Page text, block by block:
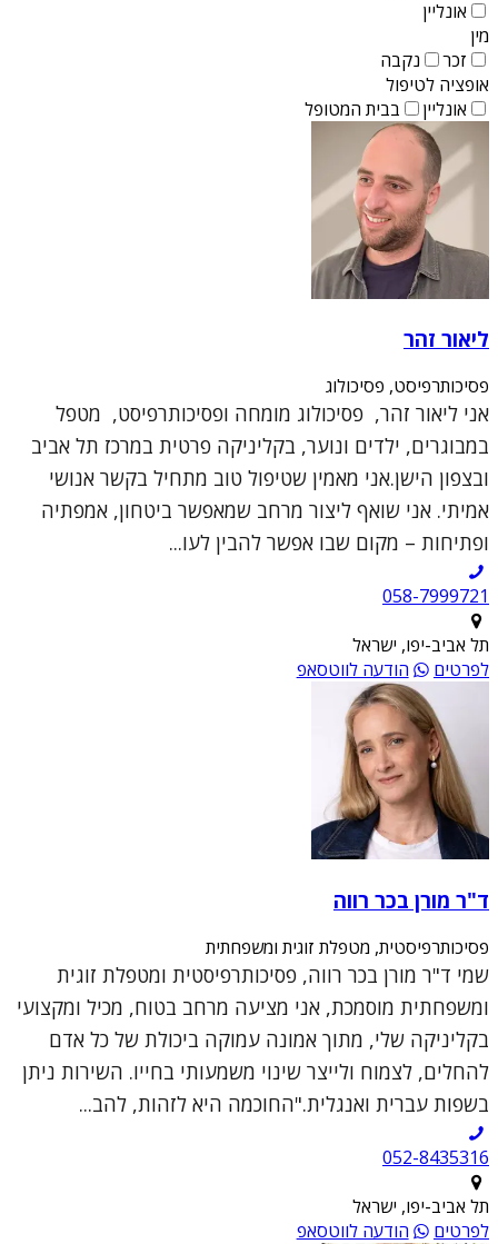
אונליין
מין
זכר
נקבה
אופציה לטיפול
אונליין
בבית המטופל
ליאור זהר
פסיכותרפיסט, פסיכולוג
אני ליאור זהר, פסיכולוג מומחה ופסיכותרפיסט, מטפל
במבוגרים, ילדים ונוער, בקליניקה פרטית במרכז תל אביב
ובצפון הישן.אני מאמין שטיפול טוב מתחיל בקשר אנושי
אמיתי. אני שואף ליצור מרחב שמאפשר ביטחון, אמפתיה
ופתיחות – מקום שבו אפשר להבין לעו...
תל אביב-יפו, ישראל
לפרטים
הודעה לווטסאפ
ד"ר מורן בכר רווה
פסיכותרפיסטית, מטפלת זוגית ומשפחתית
שמי ד"ר מורן בכר רווה, פסיכותרפיסטית ומטפלת זוגית
ומשפחתית מוסמכת, אני מציעה מרחב בטוח, מכיל ומקצועי
בקליניקה שלי, מתוך אמונה עמוקה ביכולת של כל אדם
להחלים, לצמוח ולייצר שינוי משמעותי בחייו. השירות ניתן
בשפות עברית ואנגלית."החוכמה היא לזהות, להב...
052-8435316
תל אביב-יפו, ישראל
לפרטים
הודעה לווטסאפ